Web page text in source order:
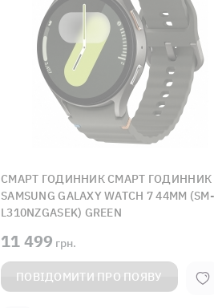
СМАРТ ГОДИННИК СМАРТ ГОДИННИК
SAMSUNG GALAXY WATCH 7 44MM (SM-
L310NZGASEK) GREEN
11 499 грн.
ПОВІДОМИТИ ПРО ПОЯВУ